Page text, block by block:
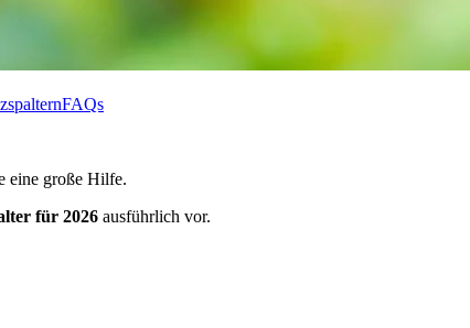
FAQs
eine große Hilfe.
für 2026 ausführlich vor.